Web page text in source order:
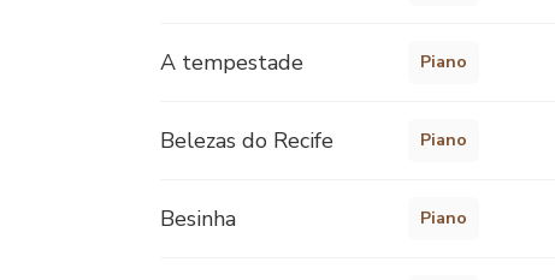
A tempestade Piano
Belezas do Recife Piano
Besinha Piano